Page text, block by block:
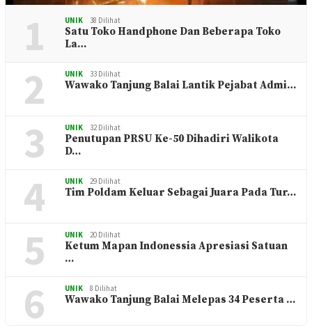
1 UNIK 38 Dilihat
Satu Toko Handphone Dan Beberapa Toko
La…
2 UNIK 33 Dilihat
Wawako Tanjung Balai Lantik Pejabat Admi…
3 UNIK 32 Dilihat
Penutupan PRSU Ke-50 Dihadiri Walikota
D…
4 UNIK 29 Dilihat
Tim Poldam Keluar Sebagai Juara Pada Tur…
5 UNIK 20 Dilihat
Ketum Mapan Indonessia Apresiasi Satuan
…
6 UNIK 8 Dilihat
Wawako Tanjung Balai Melepas 34 Peserta …